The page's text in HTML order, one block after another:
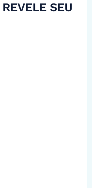
REVELE SEU